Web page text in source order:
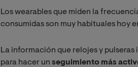
Los wearables que miden la
consumidas son muy habituales hoy
La información que relojes y
para hacer un seguimiento más